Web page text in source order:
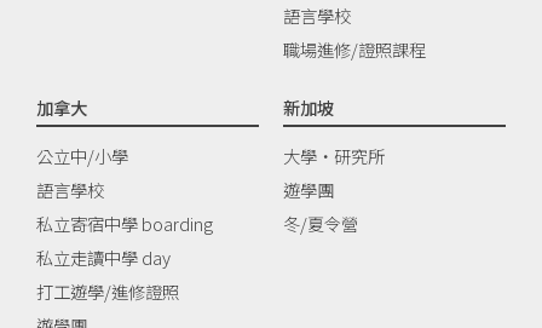
語言學校
職場進修/證照課程
加拿大
公立中/小學
語言學校
私立寄宿中學 boarding
私立走讀中學 day
打工遊學/進修證照
新加坡
大學‧研究所
遊學團
冬/夏令營